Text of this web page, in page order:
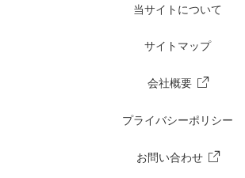
当サイトについて
サイトマップ
会社概要
プライバシーポリシー
お問い合わせ